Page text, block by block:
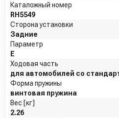
Каталожный номер
RH5549
Сторона установки
Задние
Параметр
E
Ходовая часть
для автомобилей со
Форма пружины
винтовая пружина
Вес [кг]
2.26